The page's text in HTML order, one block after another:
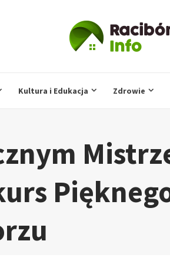
Kultura i Edukacja Zdrowie